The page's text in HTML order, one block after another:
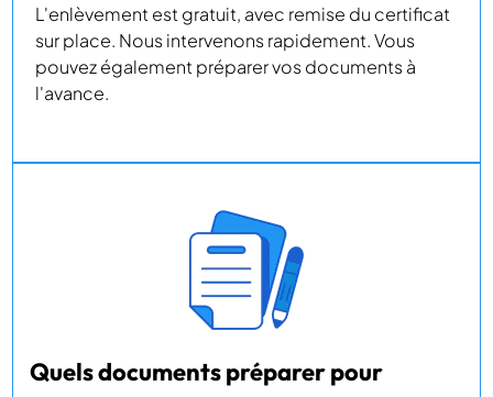
L'enlèvement est gratuit, avec remise du certificat
sur place. Nous intervenons rapidement. Vous
pouvez également préparer vos documents à
l'avance.
Quels documents préparer pour